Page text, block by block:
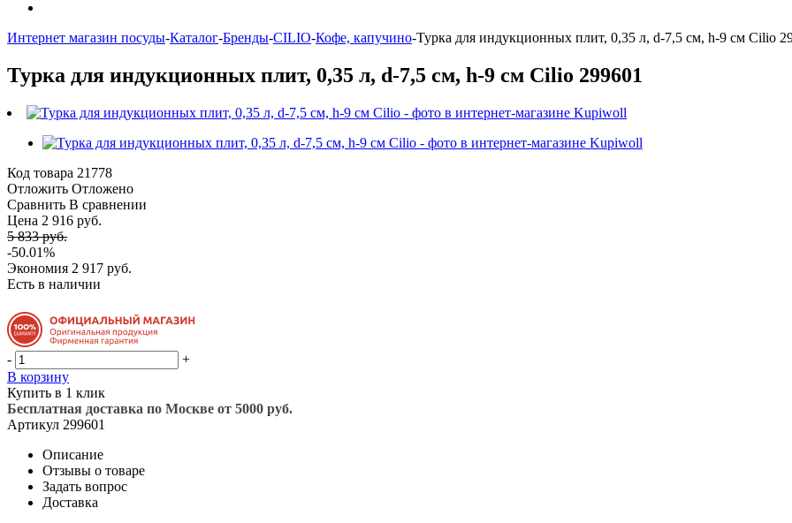
Интернет магазин посуды-Каталог-Бренды-CILIO-Кофе, капучино-Турка для индукционных плит, 0,35 л, d-7,5 см, h-9 см Cilio
Турка для индукционных плит, 0,35 л, d-7,5 см, h-9 см Cilio 299601
Код товара 21778
Отложить Отложено
Сравнить В сравнении
Цена 2 916 руб.
5 833 руб.
-50.01%
Экономия 2 917 руб.
Есть в наличии
-
+
В корзину
Купить в 1 клик
Бесплатная доставка по Москве от 5000 руб.
Артикул 299601
Описание
Отзывы о товаре
Задать вопрос
Доставка